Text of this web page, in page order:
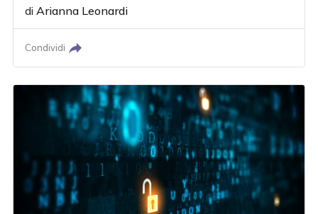
diArianna Leonardi
Condividi